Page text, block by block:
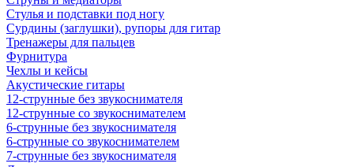
Стулья и подставки под ногу
Сурдины (заглушки), рупоры для гитар
Тренажеры для пальцев
Фурнитура
Чехлы и кейсы
Акустические гитары
12-струнные без звукоснимателя
12-струнные со звукоснимателем
6-струнные без звукоснимателя
6-струнные со звукоснимателем
7-струнные без звукоснимателя